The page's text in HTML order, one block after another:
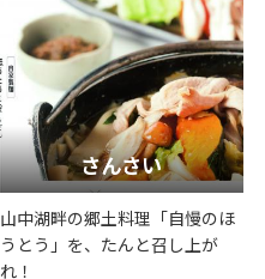
さんさい
山中湖畔の郷土料理「自慢のほ
うとう」を、たんと召し上が
れ！